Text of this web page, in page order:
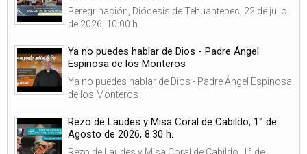
Peregrinación, Diócesis de Tehuantepec, 22 de julio
de 2026, 10:00 h.
Ya no puedes hablar de Dios - Padre Ángel
Espinosa de los Monteros
Ya no puedes hablar de Dios - Padre Ángel Espinosa
de los Monteros
Rezo de Laudes y Misa Coral de Cabildo, 1° de
Agosto de 2026, 8:30 h.
Rezo de Laudes y Misa Coral de Cabildo, 1° de